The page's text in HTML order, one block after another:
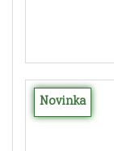
Novinka